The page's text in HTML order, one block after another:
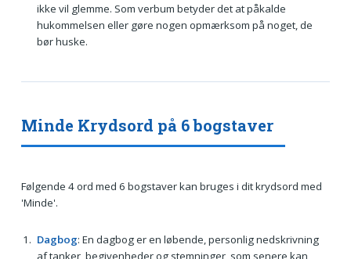
ikke vil glemme. Som verbum betyder det at påkalde
hukommelsen eller gøre nogen opmærksom på noget, de
bør huske.
Minde Krydsord på 6 bogstaver
Følgende 4 ord med 6 bogstaver kan bruges i dit krydsord med
'Minde'.
Dagbog: En dagbog er en løbende, personlig nedskrivning
af tanker, begivenheder og stemninger, som senere kan